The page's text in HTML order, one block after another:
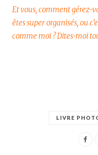
Et vous, comment gérez-
êtes super organisés, ou
comme moi ? Dites-moi
LIVRE